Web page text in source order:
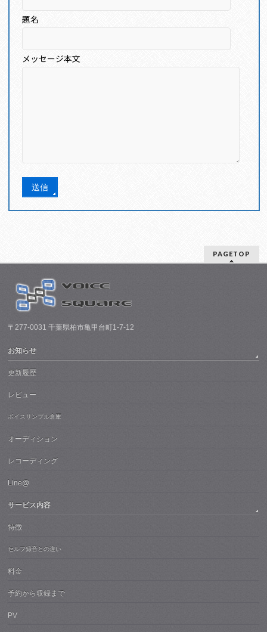
題名
メッセージ本文
PAGETOP
〒277-0031 千葉県柏市亀甲台町1-7-12
お知らせ
更新履歴
レビュー
ボイスサンプル倉庫
オーディション
レコーディング
Line@
サービス内容
特徴
セルフ録音との違い
料金
予約から収録まで
PV